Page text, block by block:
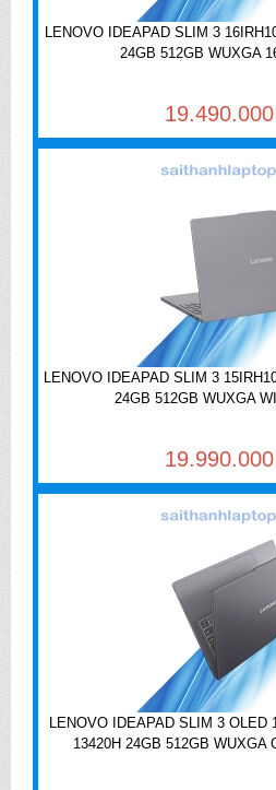
LENOVO IDEAPAD SLIM 3
24GB 512GB WUXGA
LENOVO IDEAPAD SLIM 3
24GB 512GB WUXGA
LENOVO IDEAPAD SLIM 3 OLED
13420H 24GB 512GB WUXGA